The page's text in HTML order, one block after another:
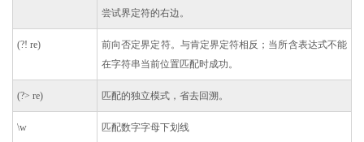
尝试界定符的右边。
(?! re)
前向否定界定符。与肯定界定符相反；当所含表达式不能
在字符串当前位置匹配时成功。
(?> re) 匹配的独立模式，省去回溯。
\w 匹配数字字母下划线